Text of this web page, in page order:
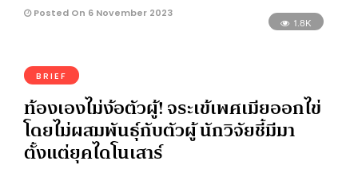
Posted On 6 November 2023
1.8K
BRIEF
ท้องเองไม่ง้อตัวผู้! จระเข้เพศเมียออกไข่
โดยไม่ผสมพันธุ์กับตัวผู้ นักวิจัยชี้มีมา
ตั้งแต่ยุคไดโนเสาร์